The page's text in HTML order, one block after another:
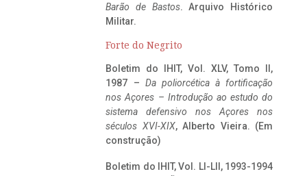
Barão de Bastos. Arquivo Histórico
Militar.
Forte do Negrito
Boletim do IHIT, Vol. XLV, Tomo II,
1987 – Da poliorcética à fortificação
nos Açores – Introdução ao estudo do
sistema defensivo nos Açores nos
séculos XVI-XIX, Alberto Vieira. (Em
construção)
Boletim do IHIT, Vol. LI-LII, 1993-1994